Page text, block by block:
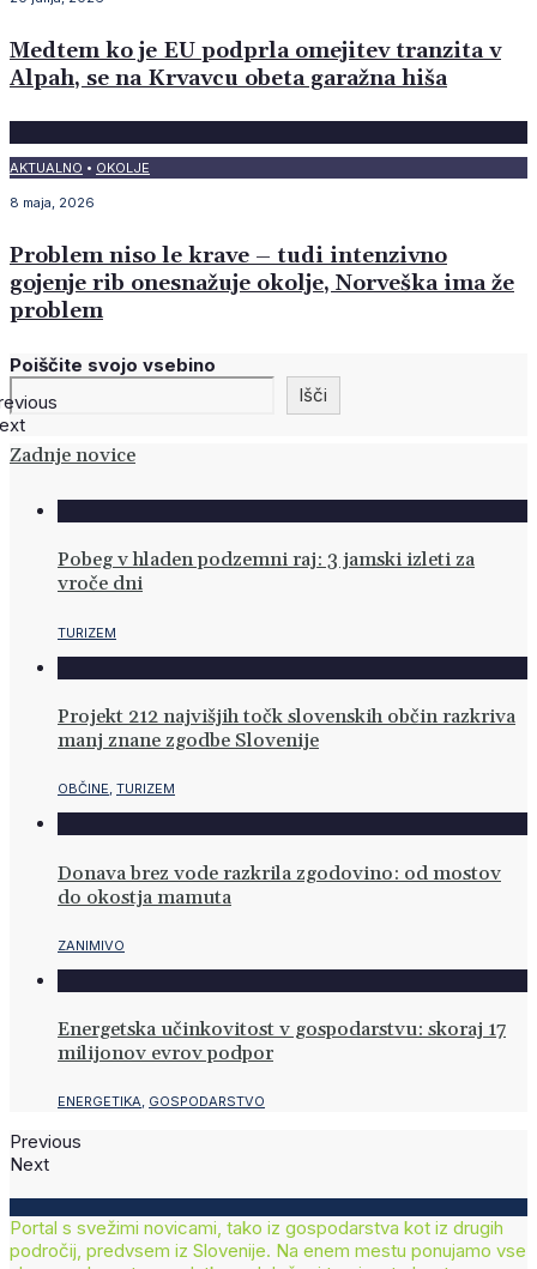
Medtem ko je EU podprla omejitev tranzita v
Alpah, se na Krvavcu obeta garažna hiša
AKTUALNO • OKOLJE
8 maja, 2026
Problem niso le krave – tudi intenzivno
gojenje rib onesnažuje okolje, Norveška ima že
problem
Poiščite svojo vsebino
Išči
Zadnje novice
Pobeg v hladen podzemni raj: 3 jamski izleti za
vroče dni
TURIZEM
Projekt 212 najvišjih točk slovenskih občin razkriva
manj znane zgodbe Slovenije
OBČINE, TURIZEM
Donava brez vode razkrila zgodovino: od mostov
do okostja mamuta
ZANIMIVO
Energetska učinkovitost v gospodarstvu: skoraj 17
milijonov evrov podpor
ENERGETIKA, GOSPODARSTVO
Previous
Next
Portal s svežimi novicami, tako iz gospodarstva kot iz drugih
področij, predvsem iz Slovenije. Na enem mestu ponujamo vse